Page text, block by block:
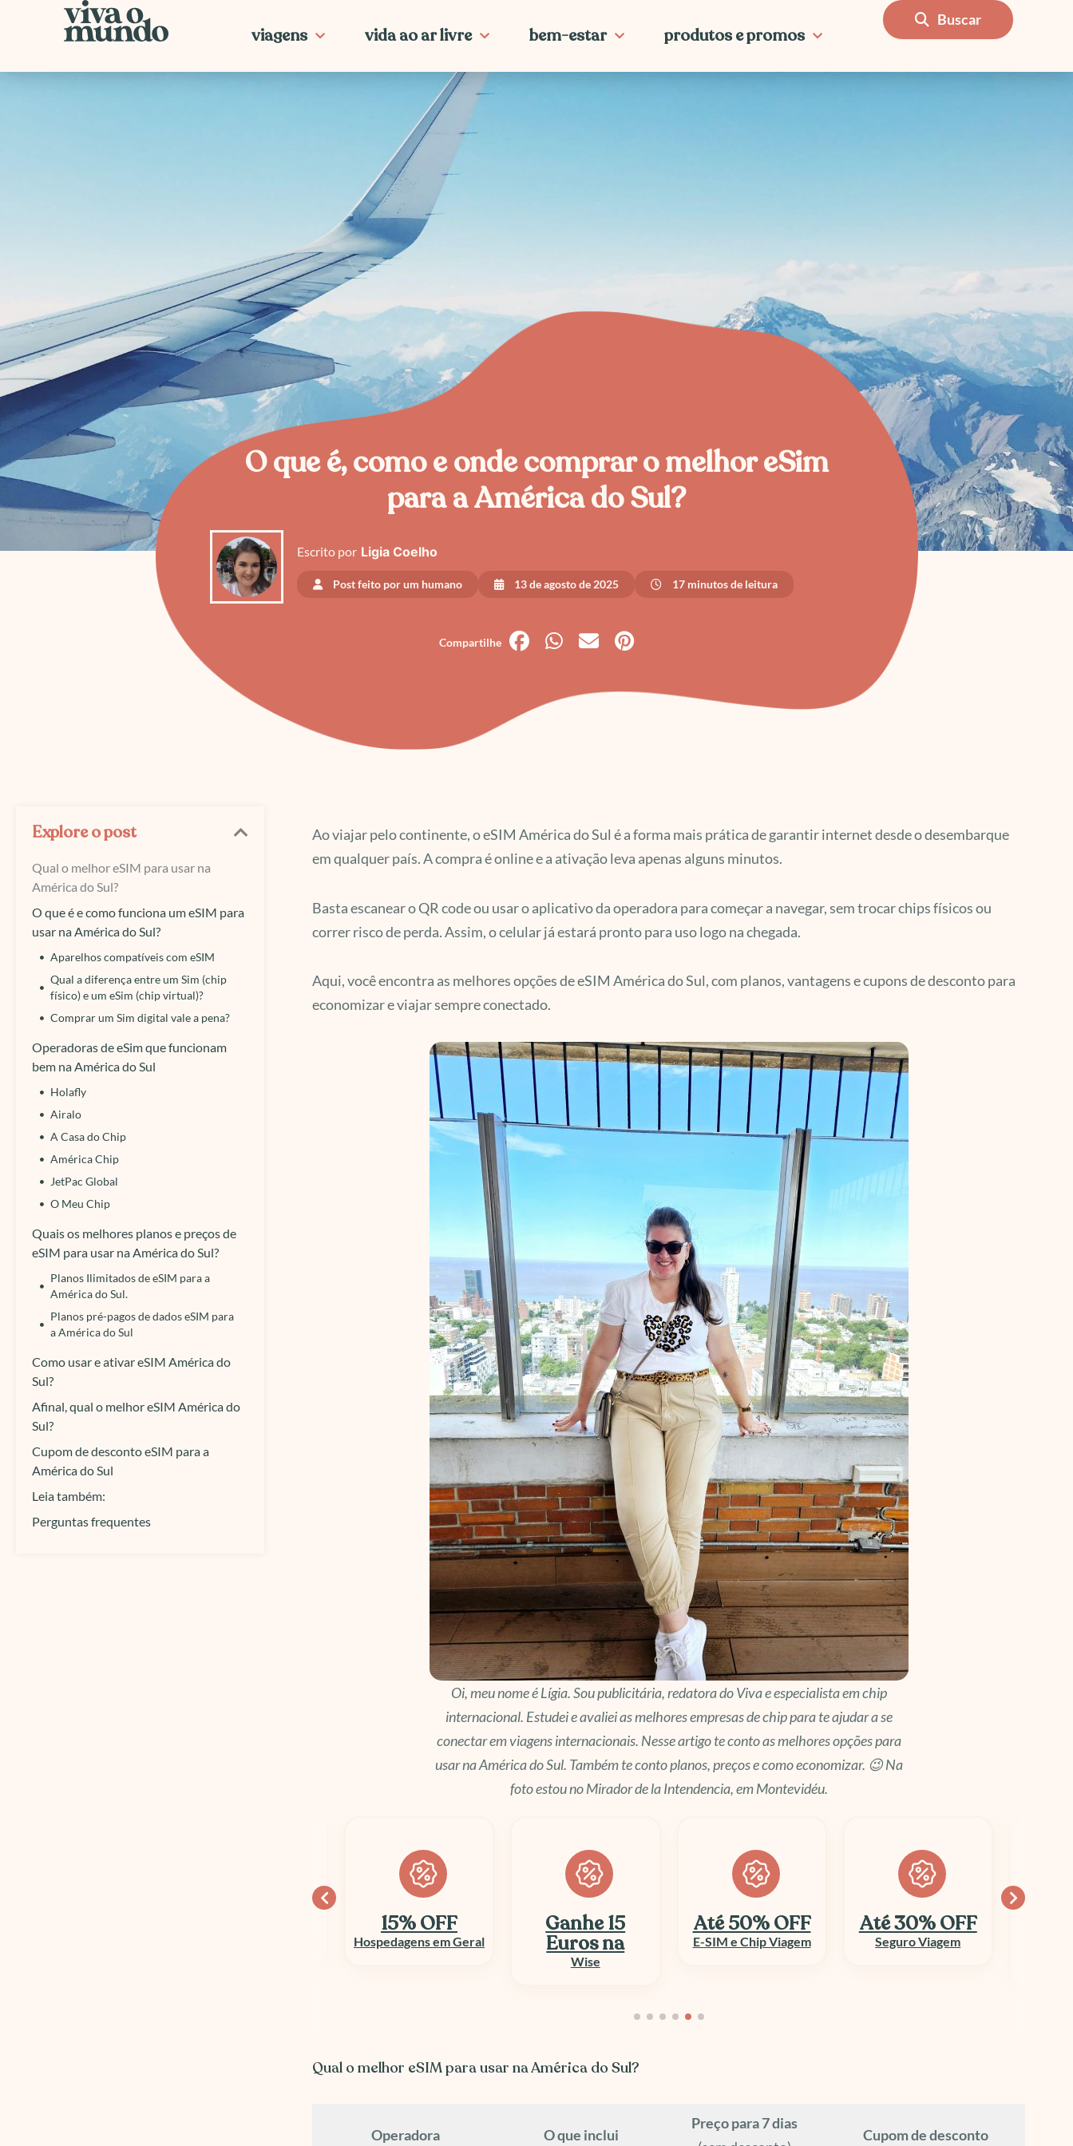
conteúdo
viagens vida ao ar livre bem-estar produtos e promos
Buscar
O que é, como e onde comprar o melhor eSim
para a América do Sul?
Escrito por Ligia Coelho
Post feito por um humano 13 de agosto de 2025 17 minutos de leitura
Explore o post
Qual o melhor eSIM para usar na
América do Sul?
O que é e como funciona um eSIM para
usar na América do Sul?
Aparelhos compatíveis com eSIM
Qual a diferença entre um Sim (chip
físico) e um eSim (chip virtual)?
Comprar um Sim digital vale a pena?
Operadoras de eSim que funcionam
bem na América do Sul
Holafly
Airalo
A Casa do Chip
América Chip
JetPac Global
O Meu Chip
Quais os melhores planos e preços de
eSIM para usar na América do Sul?
Planos Ilimitados de eSIM para a
América do Sul.
Planos pré-pagos de dados eSIM para
a América do Sul
Como usar e ativar eSIM América do
Sul?
Afinal, qual o melhor eSIM América do
Sul?
Cupom de desconto eSIM para a
América do Sul
Leia também:
Perguntas frequentes
Ao viajar pelo continente, o eSIM América do Sul é a forma mais prática de garantir internet desde o desembarque
em qualquer país. A compra é online e a ativação leva apenas alguns minutos.
Basta escanear o QR code ou usar o aplicativo da operadora para começar a navegar, sem trocar chips físicos ou
correr risco de perda. Assim, o celular já estará pronto para uso logo na chegada.
Aqui, você encontra as melhores opções de eSIM América do Sul, com planos, vantagens e cupons de desconto para
economizar e viajar sempre conectado.
Oi, meu nome é Lígia. Sou publicitária, redatora do Viva e especialista em chip
internacional. Estudei e avaliei as melhores empresas de chip para te ajudar a se
conectar em viagens internacionais. Nesse artigo te conto as melhores opções para
usar na América do Sul. Também te conto planos, preços e como economizar. 😉 Na
foto estou no Mirador de la Intendencia, em Montevidéu.
Ganhe 15
Euros na
Até 50% OFF
E-SIM e Chip Viagem
Até 30% OFF
Seguro Viagem
Economize
até 70%
Qual o melhor eSIM para usar na América do Sul?
Operadora O que inclui
Preço para 7 dias
Cupom de desconto